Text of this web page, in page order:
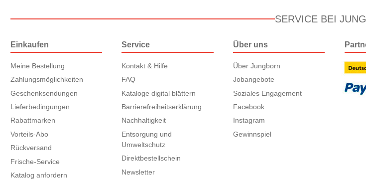
SERVICE BEI
Einkaufen
Meine Bestellung
Zahlungsmöglichkeiten
Geschenksendungen
Lieferbedingungen
Rabattmarken
Vorteils-Abo
Rückversand
Frische-Service
Katalog anfordern
Service
Kontakt & Hilfe
FAQ
Kataloge digital blättern
Barrierefreiheitserklärung
Nachhaltigkeit
Entsorgung und
Umweltschutz
Direktbestellschein
Newsletter
Über uns
Über Jungborn
Jobangebote
Soziales Engagement
Facebook
Instagram
Gewinnspiel